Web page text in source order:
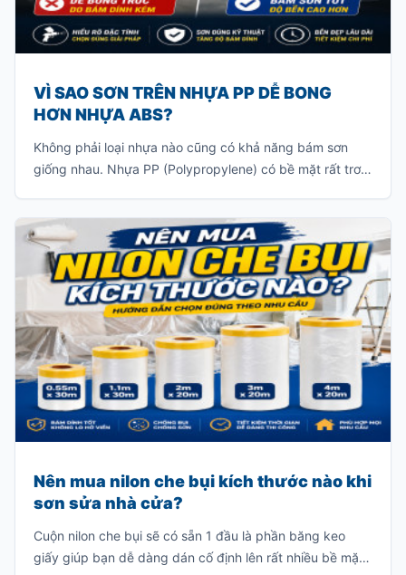
VÌ SAO SƠN TRÊN NHỰA PP DỄ BONG
HƠN NHỰA ABS?
Không phải loại nhựa nào cũng có khả năng bám sơn
giống nhau. Nhựa PP (Polypropylene) có bề mặt rất trơn
sơn rất dễ bong tróc khi va chạm hoặc sau một thời gian
sử dụng.
Nên mua nilon che bụi kích thước nào khi
sơn sửa nhà cửa?
Cuộn nilon che bụi sẽ có sẵn 1 đầu là phần băng keo
giấy giúp bạn dễ dàng dán cố định lên rất nhiều bề mặt